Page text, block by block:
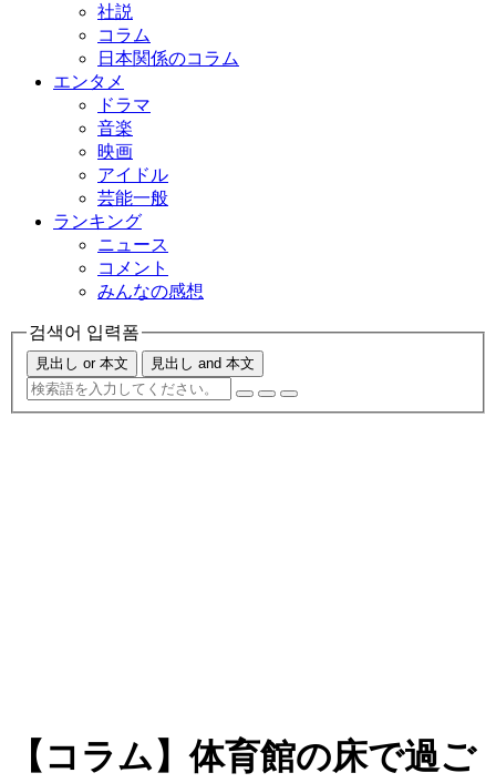
社説
コラム
日本関係のコラム
エンタメ
ドラマ
音楽
映画
アイドル
芸能一般
ランキング
ニュース
コメント
みんなの感想
검색어 입력폼
見出し or 本文 見出し and 本文
【コラム】体育館の床で過ご